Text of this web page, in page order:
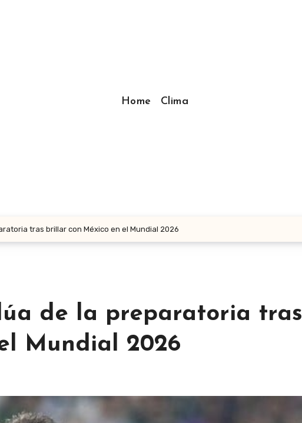
Home Clima
tras brillar con México en el Mundial 2026
de la preparatoria tras
Mundial 2026